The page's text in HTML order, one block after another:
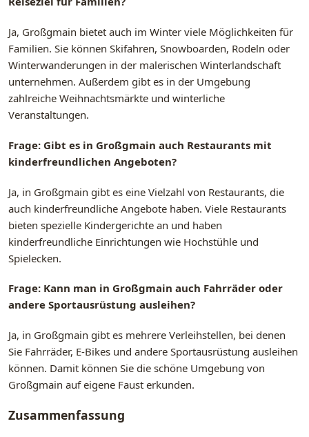
Ja, Großgmain bietet auch im Winter viele Möglichkeiten für
Familien. Sie können Skifahren, Snowboarden, Rodeln oder
Winterwanderungen in der malerischen Winterlandschaft
unternehmen. Außerdem gibt es in der Umgebung
zahlreiche Weihnachtsmärkte und winterliche
Veranstaltungen.
Frage: Gibt es in Großgmain auch Restaurants mit
kinderfreundlichen Angeboten?
Ja, in Großgmain gibt es eine Vielzahl von Restaurants, die
auch kinderfreundliche Angebote haben. Viele Restaurants
bieten spezielle Kindergerichte an und haben
kinderfreundliche Einrichtungen wie Hochstühle und
Spielecken.
Frage: Kann man in Großgmain auch Fahrräder oder
andere Sportausrüstung ausleihen?
Ja, in Großgmain gibt es mehrere Verleihstellen, bei denen
Sie Fahrräder, E-Bikes und andere Sportausrüstung ausleihen
können. Damit können Sie die schöne Umgebung von
Großgmain auf eigene Faust erkunden.
Zusammenfassung